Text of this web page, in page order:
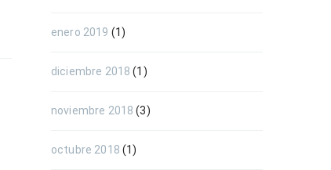
enero 2019 (1)
diciembre 2018 (1)
noviembre 2018 (3)
octubre 2018 (1)